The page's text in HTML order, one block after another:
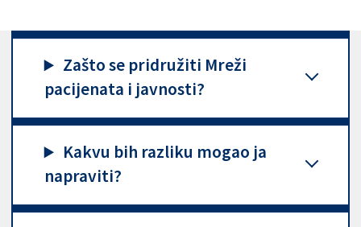
Zašto se pridružiti Mreži
pacijenata i javnosti?
Kakvu bih razliku mogao ja
napraviti?